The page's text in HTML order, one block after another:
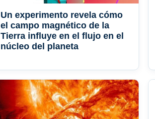
Un experimento revela cómo
el campo magnético de la
Tierra influye en el flujo en el
núcleo del planeta